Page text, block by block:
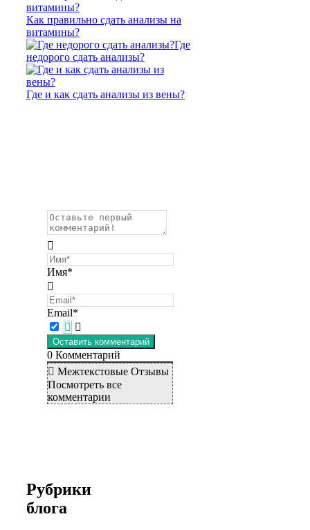
Как правильно сдать анализы на
витамины?
Где
недорого сдать анализы?
Где и как сдать анализы из вены?
Имя*
Email*
0 Комментарий
Межтекстовые Отзывы
Посмотреть все
комментарии
Рубрики
блога